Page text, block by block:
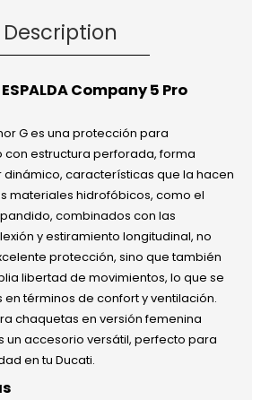
Description
ESPALDA Company 5 Pro
G es una protección para
estructura perforada, forma
características que la hacen
materiales hidrofóbicos, como el
combinados con las
y estiramiento longitudinal, no
protección, sino que también
libertad de movimientos, lo que se
en términos de confort y ventilación.
chaquetas en versión femenina
un accesorio versátil, perfecto para
en tu Ducati.